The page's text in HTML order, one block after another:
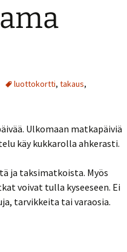
luottokortti, takaus,
Ulkomaan matkapäiviä
käy kukkarolla ahkerasti.
ja taksimatkoista. Myös
voivat tulla kyseeseen. Ei
tarvikkeita tai varaosia.